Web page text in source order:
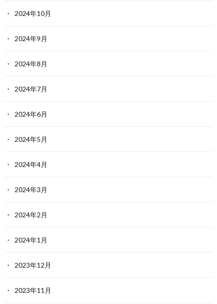
2024年10月
2024年9月
2024年8月
2024年7月
2024年6月
2024年5月
2024年4月
2024年3月
2024年2月
2024年1月
2023年12月
2023年11月